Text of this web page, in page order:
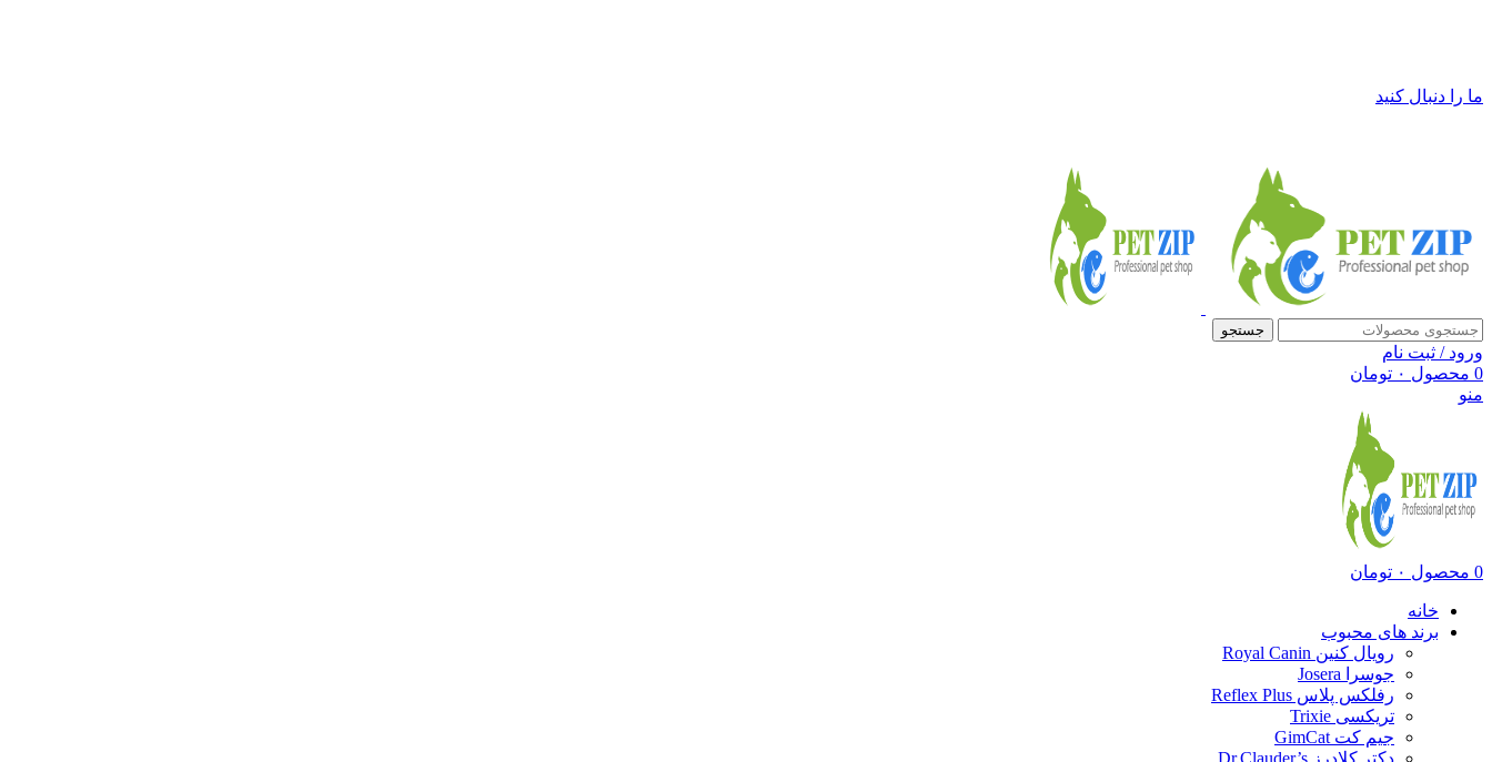
ما را دنبال کنید
جستجو
ورود / ثبت نام
0 محصول ۰ تومان
منو
0 محصول ۰ تومان
خانه
برند های محبوب
رویال کنین Royal Canin
جوسرا Josera
رفلکس پلاس Reflex Plus
تریکسی Trixie
جیم کت GimCat
دکتر کلادرز Dr.Clauder’s